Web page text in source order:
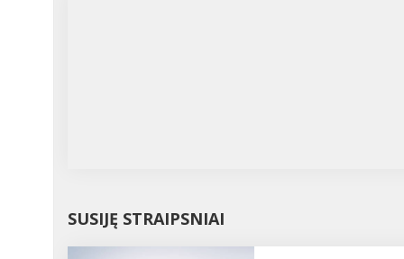
SUSIJĘ STRAIPSNIAI